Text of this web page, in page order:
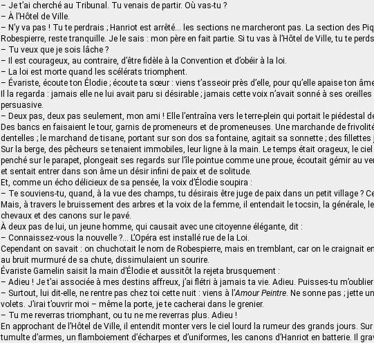
– Je t’ai cherché au Tribunal. Tu venais de partir. Où vas-tu ?
– À l’Hôtel de Ville.
– N’y va pas ! Tu te perdrais ; Hanriot est arrêté… les sections ne marcheront pas. La section des
Robespierre, reste tranquille. Je le sais : mon père en fait partie. Si tu vas à l’Hôtel de Ville, tu te
– Tu veux que je sois lâche ?
– Il est courageux, au contraire, d’être fidèle à la Convention et d’obéir à la loi.
– La loi est morte quand les scélérats triomphent.
– Évariste, écoute ton Élodie ; écoute ta sœur : viens t’asseoir près d’elle, pour qu’elle apaise ton
Il la regarda : jamais elle ne lui avait paru si désirable ; jamais cette voix n’avait sonné à ses
persuasive.
– Deux pas, deux pas seulement, mon ami ! Elle l’entraîna vers le terre-plein qui portait le piédestal
Des bancs en faisaient le tour, garnis de promeneurs et de promeneuses. Une marchande de
dentelles ; le marchand de tisane, portant sur son dos sa fontaine, agitait sa sonnette ; des fillettes
Sur la berge, des pêcheurs se tenaient immobiles, leur ligne à la main. Le temps était orageux, le
penché sur le parapet, plongeait ses regards sur l’île pointue comme une proue, écoutait gémir au
et sentait entrer dans son âme un désir infini de paix et de solitude.
Et, comme un écho délicieux de sa pensée, la voix d’Élodie soupira :
– Te souviens-tu, quand, à la vue des champs, tu désirais être juge de paix dans un petit village ?
Mais, à travers le bruissement des arbres et la voix de la femme, il entendait le tocsin, la générale,
chevaux et des canons sur le pavé.
À deux pas de lui, un jeune homme, qui causait avec une citoyenne élégante, dit :
– Connaissez-vous la nouvelle ?… L’Opéra est installé rue de la Loi.
Cependant on savait : on chuchotait le nom de Robespierre, mais en tremblant, car on le craignait
au bruit murmuré de sa chute, dissimulaient un sourire.
Évariste Gamelin saisit la main d’Élodie et aussitôt la rejeta brusquement :
– Adieu ! Je t’ai associée à mes destins affreux, j’ai flétri à jamais ta vie. Adieu. Puisses-tu
– Surtout, lui dit-elle, ne rentre pas chez toi cette nuit : viens à l’Amour Peintre. Ne sonne pas ; jette
volets. J’irai t’ouvrir moi – même la porte, je te cacherai dans le grenier.
– Tu me reverras triomphant, ou tu ne me reverras plus. Adieu !
En approchant de l’Hôtel de Ville, il entendit monter vers le ciel lourd la rumeur des grands jours. Sur
tumulte d’armes, un flamboiement d’écharpes et d’uniformes, les canons d’Hanriot en batterie. Il